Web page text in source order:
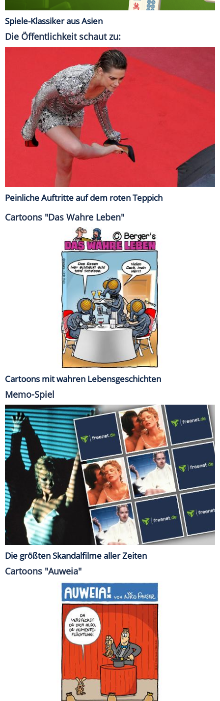
Spiele-Klassiker aus Asien
Die Öffentlichkeit schaut zu:
Peinliche Auftritte auf dem roten Teppich
Cartoons "Das Wahre Leben"
Cartoons mit wahren Lebensgeschichten
Memo-Spiel
Die größten Skandalfilme aller Zeiten
Cartoons "Auweia"